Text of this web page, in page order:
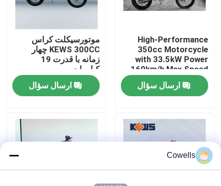
با ما تماس بگیرید
وبلاگ
موتور سیکلت اندرو 4 سکته مغزی
موتور سیکلت اندرو دو زمانه
High-Performance
350cc Motorcycle
with 33.5kW Power
160km/h Max Speed
and 1460mm
Wheelbase for
Motocross
ارسال سؤال
موتورسیکلت کراس
KEWS 300CC چهار
زمانه با قدرت 19
کیلووات
ارسال سؤال
Cowells